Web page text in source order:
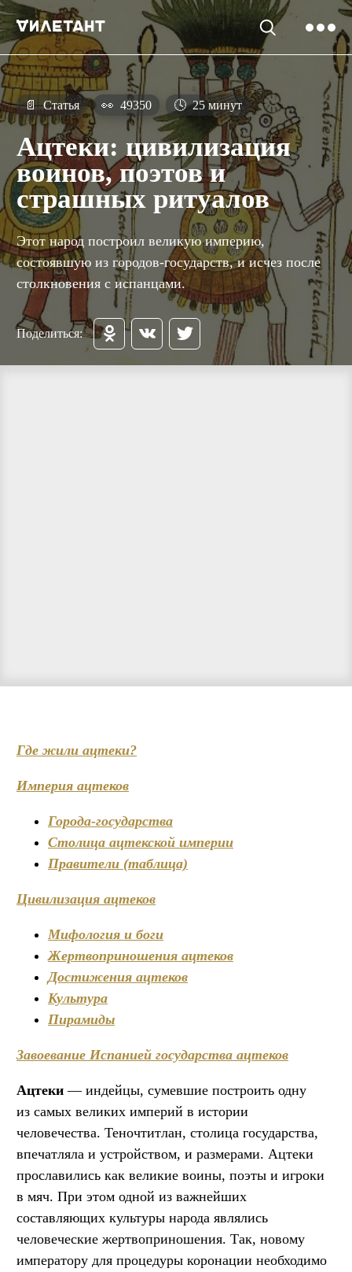
📄 Статья 👀 49350 🕓 25 минут
Ацтеки: цивилизация
воинов, поэтов и
страшных ритуалов
Этот народ построил великую империю,
состоявшую из городов-государств, и исчез после
столкновения с испанцами.
Поделиться:
Где жили ацтеки?
Империя ацтеков
Города-государства
Столица ацтекской империи
Правители (таблица)
Цивилизация ацтеков
Мифология и боги
Жертвоприношения ацтеков
Достижения ацтеков
Культура
Пирамиды
Завоевание Испанией государства ацтеков
Ацтеки — индейцы, сумевшие построить одну
из самых великих империй в истории
человечества. Теночтитлан, столица государства,
впечатляла и устройством, и размерами. Ацтеки
прославились как великие воины, поэты и игроки
в мяч. При этом одной из важнейших
составляющих культуры народа являлись
человеческие жертвоприношения. Так, новому
императору для процедуры коронации необходимо